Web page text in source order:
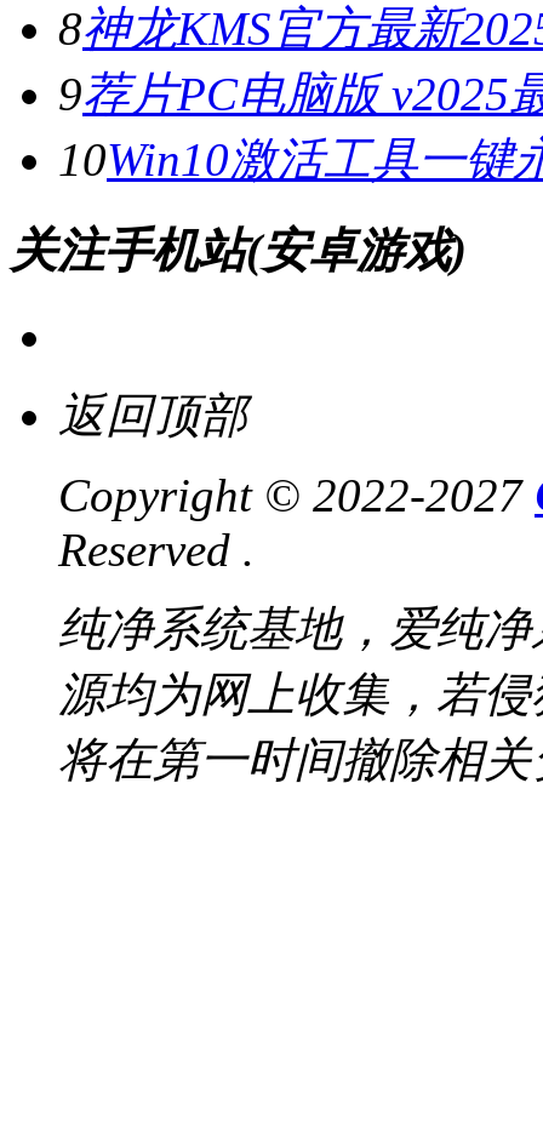
8神龙KMS官方最新
9荐片PC电脑版 v2025
10Win10激活工具一键
关注手机站(安卓游戏)
返回顶部
Copyright © 2022-2027
Reserved .
纯净系统基地，爱纯
源均为网上收集，若
将在第一时间撤除相